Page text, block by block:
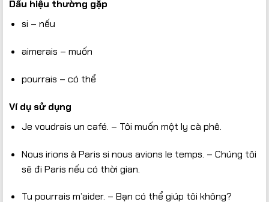
Dấu hiệu thường gặp
si – nếu
aimerais – muốn
pourrais – có thể
Ví dụ sử dụng
Je voudrais un café. – Tôi muốn một ly cà phê.
Nous irions à Paris si nous avions le temps. – Chúng tôi
sẽ đi Paris nếu có thời gian.
Tu pourrais m’aider. – Bạn có thể giúp tôi không?